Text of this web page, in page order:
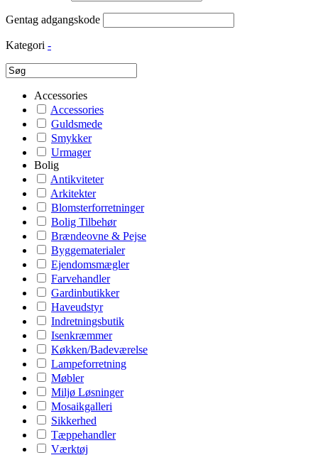
Gentag adgangskode
Kategori -
Accessories
Accessories
Guldsmede
Smykker
Urmager
Bolig
Antikviteter
Arkitekter
Blomsterforretninger
Bolig Tilbehør
Brændeovne & Pejse
Byggematerialer
Ejendomsmægler
Farvehandler
Gardinbutikker
Haveudstyr
Indretningsbutik
Isenkræmmer
Køkken/Badeværelse
Lampeforretning
Møbler
Miljø Løsninger
Mosaikgalleri
Sikkerhed
Tæppehandler
Værktøj